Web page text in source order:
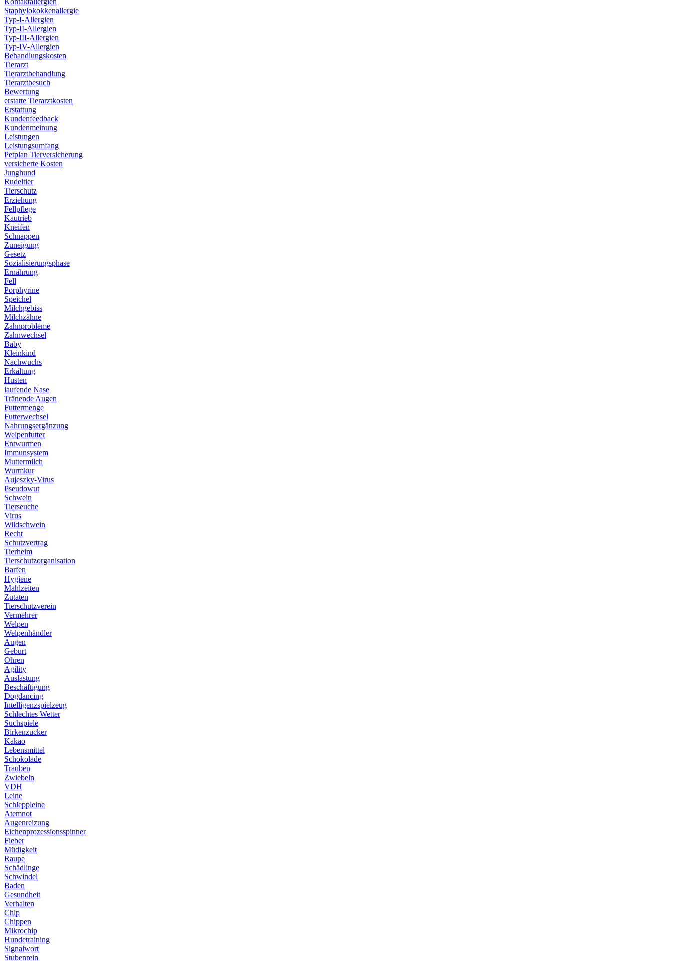
Staphylokokkenallergie
Typ-I-Allergien
Typ-II-Allergien
Typ-III-Allergien
Typ-IV-Allergien
Behandlungskosten
Tierarzt
Tierarztbehandlung
Tierarztbesuch
Bewertung
erstatte Tierarztkosten
Erstattung
Kundenfeedback
Kundenmeinung
Leistungen
Leistungsumfang
Petplan Tierversicherung
versicherte Kosten
Junghund
Rudeltier
Tierschutz
Erziehung
Fellpflege
Kautrieb
Kneifen
Schnappen
Zuneigung
Gesetz
Sozialisierungsphase
Ernährung
Fell
Porphyrine
Speichel
Milchgebiss
Milchzähne
Zahnprobleme
Zahnwechsel
Baby
Kleinkind
Nachwuchs
Erkältung
Husten
laufende Nase
Tränende Augen
Futtermenge
Futterwechsel
Nahrungsergänzung
Welpenfutter
Entwurmen
Immunsystem
Muttermilch
Wurmkur
Aujeszky-Virus
Pseudowut
Schwein
Tierseuche
Virus
Wildschwein
Recht
Schutzvertrag
Tierheim
Tierschutzorganisation
Barfen
Hygiene
Mahlzeiten
Zutaten
Tierschutzverein
Vermehrer
Welpen
Welpenhändler
Augen
Geburt
Ohren
Agility
Auslastung
Beschäftigung
Dogdancing
Intelligenzspielzeug
Schlechtes Wetter
Suchspiele
Birkenzucker
Kakao
Lebensmittel
Schokolade
Trauben
Zwiebeln
VDH
Leine
Schleppleine
Atemnot
Augenreizung
Eichenprozessionsspinner
Fieber
Müdigkeit
Raupe
Schädlinge
Schwindel
Baden
Gesundheit
Verhalten
Chip
Chippen
Mikrochip
Hundetraining
Signalwort
Stubenrein